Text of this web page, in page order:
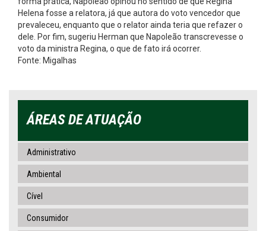
Helena fosse a relatora, já que autora do voto vencedor que
prevaleceu, enquanto que o relator ainda teria que refazer o
dele. Por fim, sugeriu Herman que Napoleão transcrevesse o
voto da ministra Regina, o que de fato irá ocorrer.
Fonte: Migalhas
ÁREAS DE ATUAÇÃO
Administrativo
Ambiental
Cível
Consumidor